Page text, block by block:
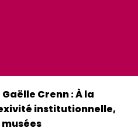
Crenn : À la
institutionnelle,